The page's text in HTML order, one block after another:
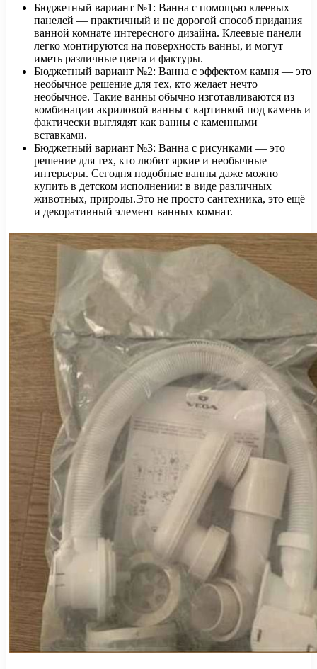
Бюджетный вариант №1: Ванна с помощью клеевых
панелей — практичный и не дорогой способ придания
ванной комнате интересного дизайна. Клеевые панели
легко монтируются на поверхность ванны, и могут
иметь различные цвета и фактуры.
Бюджетный вариант №2: Ванна с эффектом камня — это
необычное решение для тех, кто желает нечто
необычное. Такие ванны обычно изготавливаются из
комбинации акриловой ванны с картинкой под камень и
фактически выглядят как ванны с каменными
вставками.
Бюджетный вариант №3: Ванна с рисунками — это
решение для тех, кто любит яркие и необычные
интерьеры. Сегодня подобные ванны даже можно
купить в детском исполнении: в виде различных
животных, природы.Это не просто сантехника, это ещё
и декоративный элемент ванных комнат.